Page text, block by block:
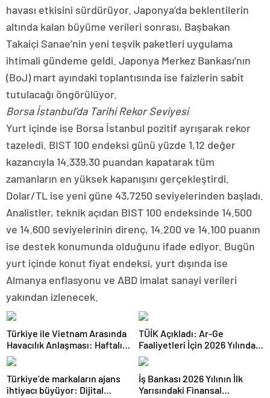
havası etkisini sürdürüyor. Japonya’da beklentilerin
altında kalan büyüme verileri sonrası, Başbakan
Takaiçi Sanae’nin yeni teşvik paketleri uygulama
ihtimali gündeme geldi. Japonya Merkez Bankası’nın
(BoJ) mart ayındaki toplantısında ise faizlerin sabit
tutulacağı öngörülüyor.
Borsa İstanbul’da Tarihi Rekor Seviyesi
Yurt içinde ise Borsa İstanbul pozitif ayrışarak rekor
tazeledi. BIST 100 endeksi günü yüzde 1,12 değer
kazancıyla 14.339,30 puandan kapatarak tüm
zamanların en yüksek kapanışını gerçekleştirdi.
Dolar/TL ise yeni güne 43,7250 seviyelerinden başladı.
Analistler, teknik açıdan BIST 100 endeksinde 14.500
ve 14.600 seviyelerinin direnç, 14.200 ve 14.100 puanın
ise destek konumunda olduğunu ifade ediyor. Bugün
yurt içinde konut fiyat endeksi, yurt dışında ise
Almanya enflasyonu ve ABD imalat sanayi verileri
yakından izlenecek.
Türkiye ile Vietnam Arasında
Havacılık Anlaşması: Haftalık
Sefer Sayısı 42’ye Yükseldi
TÜİK Açıkladı: Ar-Ge
Faaliyetleri İçin 2026 Yılında
308 Milyar Lira Tahsis Edildi
Türkiye’de markaların ajans
ihtiyacı büyüyor: Dijital
İş Bankası 2026 Yılının İlk
Yarısındaki Finansal